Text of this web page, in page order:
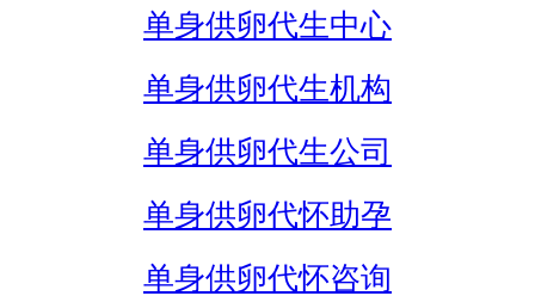
单身供卵代生中心
单身供卵代生机构
单身供卵代生公司
单身供卵代怀助孕
单身供卵代怀咨询